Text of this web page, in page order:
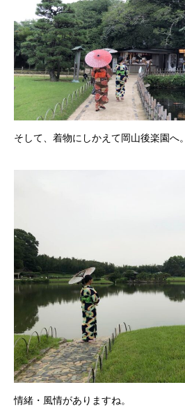
そして、着物にしかえて岡山後楽園へ。
情緒・風情がありますね。